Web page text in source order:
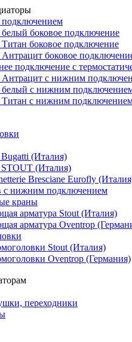
боковое подключение
боковое подключение
боковое
подключение с
Антрацит с нижним
белый с нижним
Титан с нижним
(Италия)
(Италия)
Bresciane Eurofly
с нижним подключением
краны
арматура Stout (Италия)
арматура Oventrop
Stout (Италия)
Oventrop (Германия)
переходники